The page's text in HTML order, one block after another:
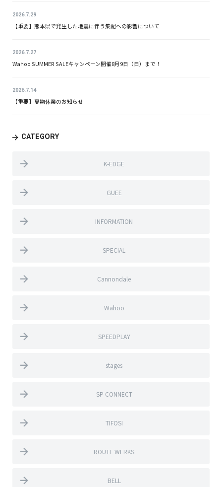
2026.7.29
【重要】熊本県で発生した地震に伴う集配への影響について
2026.7.27
Wahoo SUMMER SALEキャンペーン開催8月9日（日）まで！
2026.7.14
【重要】夏期休業のお知らせ
CATEGORY
K-EDGE
GUEE
INFORMATION
SPECIAL
Cannondale
Wahoo
SPEEDPLAY
stages
SP CONNECT
TIFOSI
ROUTE WERKS
BELL